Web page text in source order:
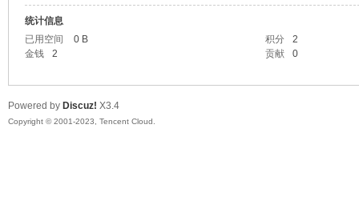
统计信息
已用空间
0 B 积分
2
金钱
2 贡献 0
Powered by Discuz! X3.4
Copyright © 2001-2023, Tencent Cloud.